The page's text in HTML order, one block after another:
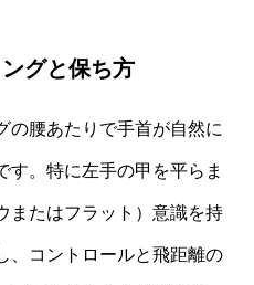
グと保ち方
の腰あたりで手首が自然に
す。特に左手の甲を平らま
またはフラット）意識を持
、コントロールと飛距離の